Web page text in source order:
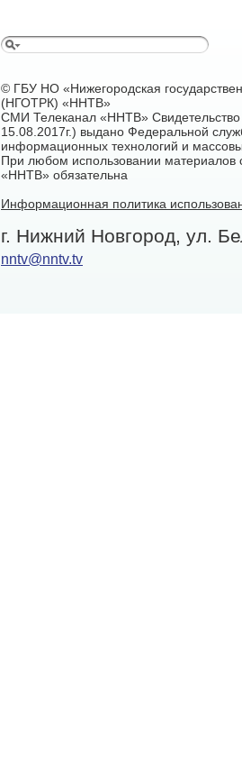
© ГБУ НО «Нижегородская
(НГОТРК) «ННТВ»
СМИ Телеканал «ННТВ»
15.08.2017г.) выдано Федеральной
информационных технологий и
При любом использовании материалов
«ННТВ» обязательна
Информационная политика
г. Нижний Новгород, ул.
nntv@nntv.tv